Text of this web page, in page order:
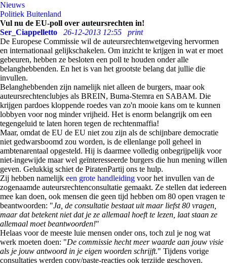
Nieuws
Politiek Buitenland
Vul nu de EU-poll over auteursrechten in!
Ser_Ciappelletto
26-12-2013 12:55
print
De Europese Commissie wil de auteursrechtenwetgeving hervormen
en internationaal gelijkschakelen. Om inzicht te krijgen in wat er moet
gebeuren, hebben ze besloten een poll te houden onder alle
belanghebbenden. En het is van het grootste belang dat jullie die
invullen.
Belanghebbenden zijn namelijk niet alleen de burgers, maar ook
auteursrechtenclubjes als BREIN, Buma-Stemra en SABAM. Die
krijgen pardoes kloppende roedes van zo'n mooie kans om te kunnen
lobbyen voor nog minder vrijheid. Het is enorm belangrijk om een
tegengeluid te laten horen tegen de rechtenmaffia!
Maar, omdat de EU de EU niet zou zijn als de schijnbare democratie
niet gedwarsboomd zou worden, is de ellenlange poll geheel in
ambtenarentaal opgesteld. Hij is daarmee volledig onbegrijpelijk voor
niet-ingewijde maar wel geïnteresseerde burgers die hun mening willen
geven. Gelukkig schiet de PiratenPartij ons te hulp.
Zij hebben namelijk een grote handleiding voor het invullen van de
zogenaamde auteursrechtenconsultatie gemaakt. Ze stellen dat iedereen
mee kan doen, ook mensen die geen tijd hebben om 80 open vragen te
beantwoorden: "Ja, de consultatie bestaat uit maar liefst 80 vragen,
maar dat betekentniet dat je ze allemaal hoeft te lezen, laat staan ze
allemaal moet beantwoorden!"
Helaas voor de meeste luie mensen onder ons, toch zul je nog wat
werk moeten doen: "De commissie hecht meer waarde aan jouw visie
als je jouw antwoord in je eigen woorden schrijft." Tijdens vorige
consultaties werden copy/paste-reacties ook terzijde geschoven.